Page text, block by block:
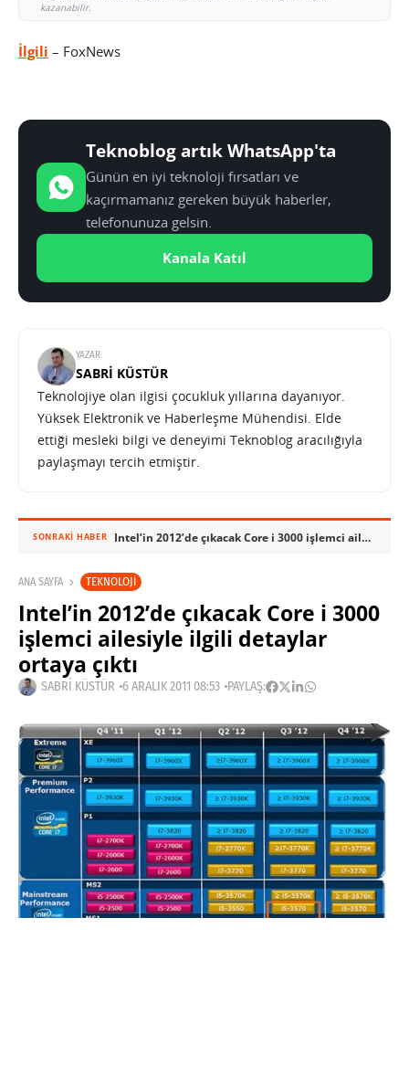
kazanabilir.
İlgili – FoxNews
Teknoblog artık WhatsApp'ta
Günün en iyi teknoloji fırsatları ve
kaçırmamanız gereken büyük haberler,
telefonunuza gelsin.
Kanala Katıl
YAZAR:
SABRI KÜSTÜR
Teknolojiye olan ilgisi çocukluk yıllarına dayanıyor.
Yüksek Elektronik ve Haberleşme Mühendisi. Elde
ettiği mesleki bilgi ve deneyimi Teknoblog aracılığıyla
paylaşmayı tercih etmiştir.
SONRAKI HABER Intel’in 2012’de çıkacak Core i 3000 işlemci ailesiyle ilgili detaylar ortaya çıktı
ANA SAYFA TEKNOLOJI
Intel’in 2012’de çıkacak Core i 3000
işlemci ailesiyle ilgili detaylar
ortaya çıktı
SABRI KÜSTÜR 6 ARALIK 2011 08:53 PAYLAŞ: